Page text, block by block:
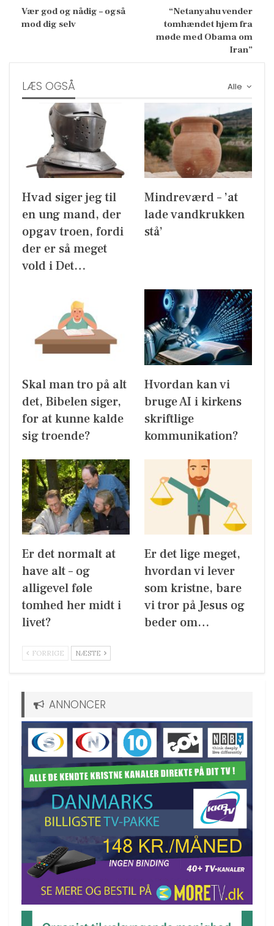
Vær god og nådig – også
mod dig selv
“Netanyahu vender
tomhændet hjem fra
møde med Obama om
Iran”
Alle
LÆS OGSÅ
Hvad siger jeg til
en ung mand, der
opgav troen, fordi
der er så meget
vold i Det…
Mindreværd – ’at
lade vandkrukken
stå’
Skal man tro på alt
det, Bibelen siger,
for at kunne kalde
sig troende?
Hvordan kan vi
bruge AI i kirkens
skriftlige
kommunikation?
Er det normalt at
have alt – og
alligevel føle
tomhed her midt i
livet?
Er det lige meget,
hvordan vi lever
som kristne, bare
vi tror på Jesus og
beder om…
FORRIGE NÆSTE
ANNONCER